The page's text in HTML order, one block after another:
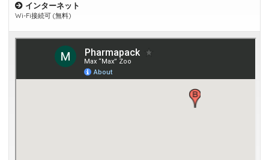
インターネット
Wi-Fi接続可 (無料)